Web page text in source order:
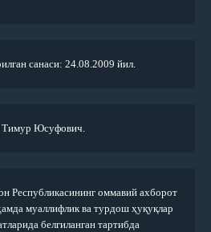
санаси: 24.08.2009 йил.
Юсуфович.
Республикасининг оммавий ахборот
муаллифлик ва турдош ҳуқуқлар
белгиланган тартибда